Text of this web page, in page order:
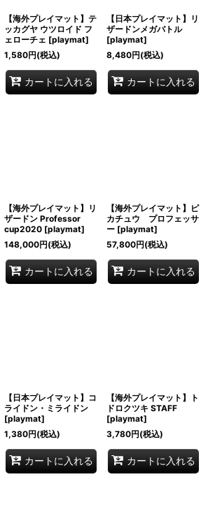
【海外プレイマット】テ
ッカグヤ ウツロイド フ
ェローチェ [playmat]
1,580円(税込)
カートに入れる
【日本プレイマット】リ
ザードンメガバトル
[playmat]
8,480円(税込)
カートに入れる
【海外プレイマット】リ
ザードン Professor
cup2020 [playmat]
148,000円(税込)
カートに入れる
【海外プレイマット】ピ
カチュウ プロフェッサ
ー [playmat]
57,800円(税込)
カートに入れる
【日本プレイマット】コ
ライドン・ミライドン
[playmat]
1,380円(税込)
カートに入れる
【海外プレイマット】ト
ドロクツキ STAFF
[playmat]
3,780円(税込)
カートに入れる